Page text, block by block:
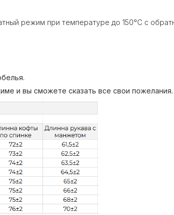
режим при температуре до 150°C с
и вы сможете сказать все свои пожелания.